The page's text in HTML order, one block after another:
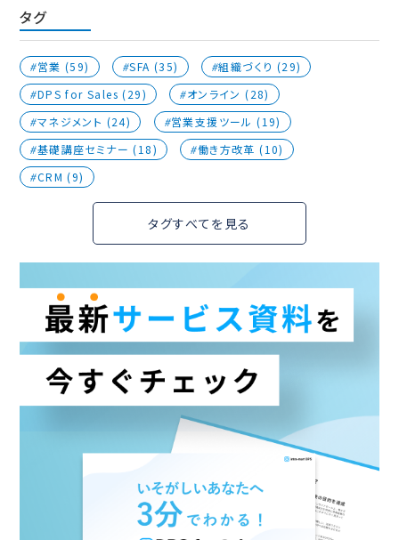
タグ
営業 (59) SFA (35)
組織づくり (29)
DPS for Sales (29)
オンライン (28)
マネジメント (24)
営業支援ツール (19)
基礎講座セミナー (18)
働き方改革 (10)
CRM (9)
タグすべてを見る